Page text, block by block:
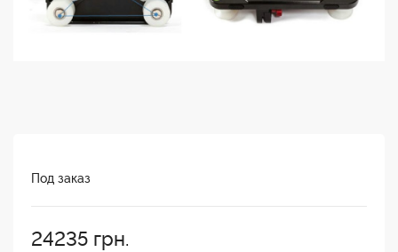
Под заказ
24235 грн.